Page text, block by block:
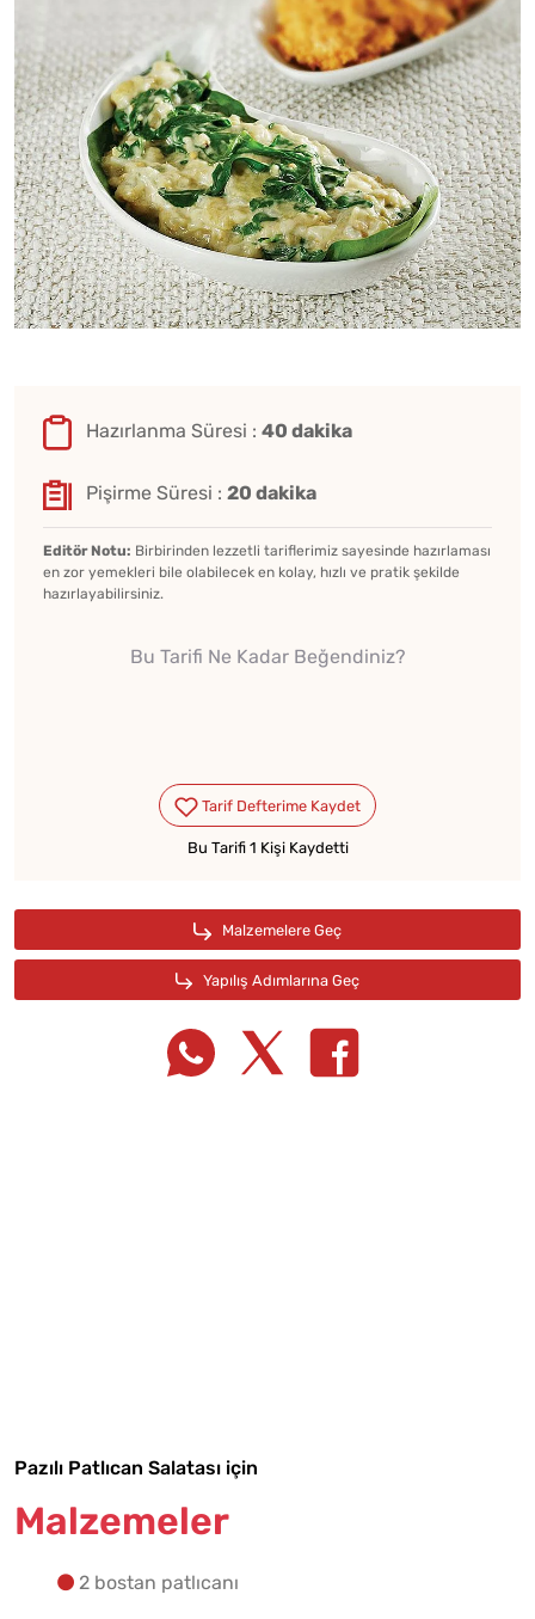
Hazırlanma Süresi : 40 dakika
Pişirme Süresi : 20 dakika
Editör Notu: Birbirinden lezzetli tariflerimiz sayesinde hazırlaması
en zor yemekleri bile olabilecek en kolay, hızlı ve pratik şekilde
hazırlayabilirsiniz.
Bu Tarifi Ne Kadar Beğendiniz?
Bu Tarifi 1 Kişi Kaydetti
Pazılı Patlıcan Salatası için
Malzemeler
2 bostan patlıcanı